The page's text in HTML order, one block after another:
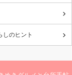
しのヒント